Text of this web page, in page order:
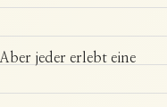
jeder erlebt eine